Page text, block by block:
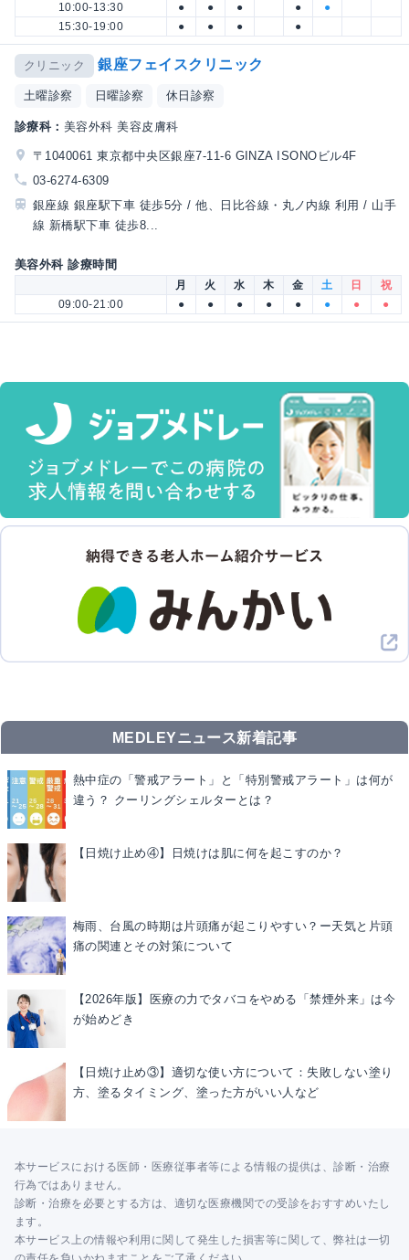
10:00-13:30
● ● ● ●
●
15:30-19:00
● ● ● ●
クリニック 銀座フェイスクリニック
土曜診察 日曜診察 休日診察
診療科： 美容外科 美容皮膚科
〒1040061 東京都中央区銀座7-11-6 GINZA ISONOビル4F
03-6274-6309
銀座線 銀座駅下車 徒歩5分 / 他、日比谷線・丸ノ内線 利用 / 山手
線 新橋駅下車 徒歩8...
美容外科 診療時間
月 火 水 木 金 土 日
祝
09:00-21:00
● ● ● ● ● ● ● ●
MEDLEYニュース新着記事
熱中症の「警戒アラート」と「特別警戒アラート」は何が
違う？ クーリングシェルターとは？
【日焼け止め④】日焼けは肌に何を起こすのか？
梅雨、台風の時期は片頭痛が起こりやすい？ー天気と片頭
痛の関連とその対策について
【2026年版】医療の力でタバコをやめる「禁煙外来」は今
が始めどき
【日焼け止め③】適切な使い方について：失敗しない塗り
方、塗るタイミング、塗った方がいい人など
本サービスにおける医師・医療従事者等による情報の提供は、診断・治療
行為ではありません。
診断・治療を必要とする方は、適切な医療機関での受診をおすすめいたし
ます。
本サービス上の情報や利用に関して発生した損害等に関して、弊社は一切